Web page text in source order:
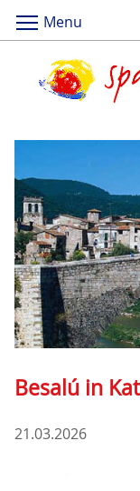
Menu
Besalú in
21.03.2026